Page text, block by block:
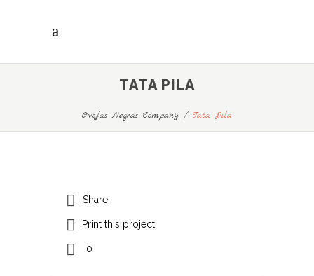
TATA PILA
Ovejas Negras Company / Tata Pila
Share
Print this project
0